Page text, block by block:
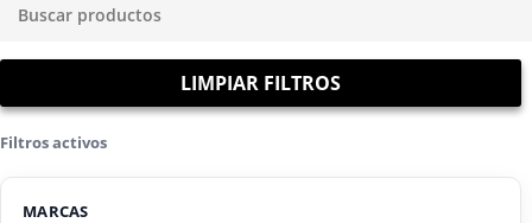
LIMPIAR FILTROS
Filtros activos
MARCAS